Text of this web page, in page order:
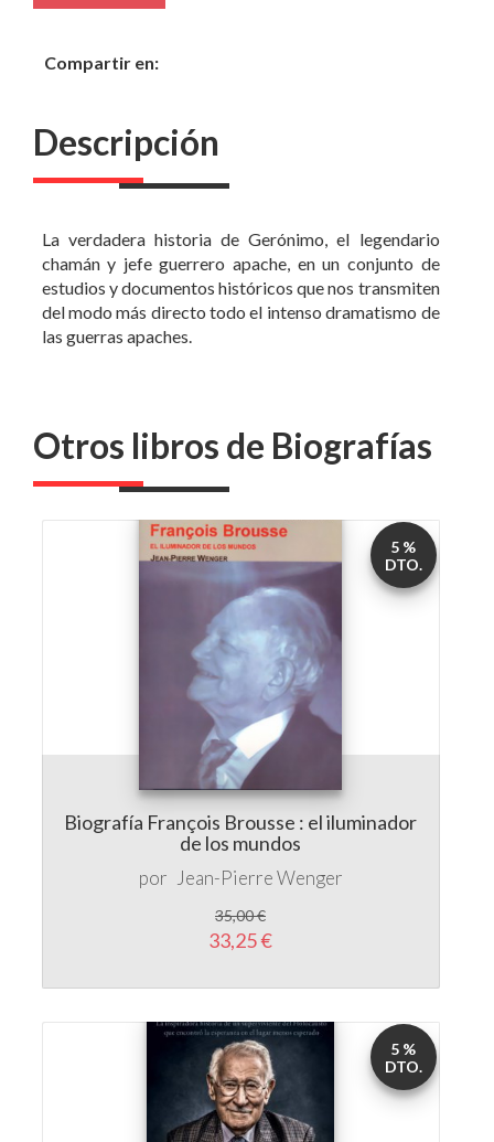
Compartir en:
Descripción
La verdadera historia de Gerónimo, el legendario
chamán y jefe guerrero apache, en un conjunto de
estudios y documentos históricos que nos transmiten
del modo más directo todo el intenso dramatismo de
las guerras apaches.
Otros libros de Biografías
Biografía François Brousse : el iluminador
de los mundos
por Jean-Pierre Wenger
35,00 €
33,25 €
5 %
DTO.
5 %
DTO.